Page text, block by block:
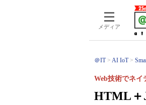
メディア
＠IT AI IoT
HTML＋
Web技術でネイ